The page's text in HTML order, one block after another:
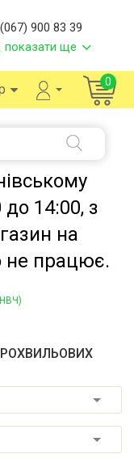
(067) 900 83 39
показати ще
0
14:00, з
на
не працює.